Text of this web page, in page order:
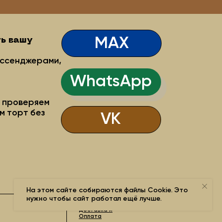
Доставка и
На этом сайте собираются файлы Cookie. Это
нужно чтобы сайт работал ещё лучше.